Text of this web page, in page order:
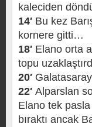
kaleciden
14′ Bu kez
kornere gitti…
18′ Elano orta
topu
20′
22′ Alparslan
Elano tek pasla
bıraktı ancak